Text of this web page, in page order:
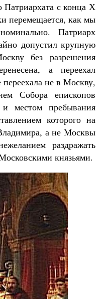
Патриархата с конца Х
перемещается, как мы
Патриарх
допустил крупную
без разрешения
а переехал
не в Москву,
Собора епископов
местом пребывания
которого на
а не Москвы
раздражать
князьями.